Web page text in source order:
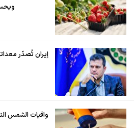
إيران تُصدّر معداتها الطبية
واقيات الشمس